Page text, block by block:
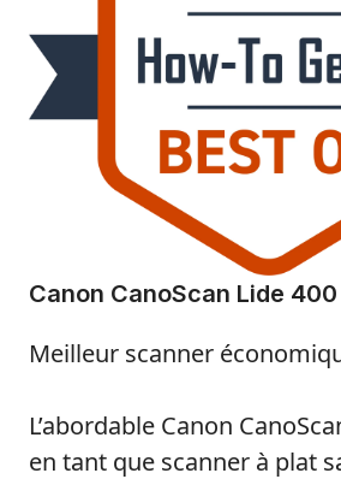
Canon CanoScan Lide 400
Meilleur scanner
L’abordable Canon
en tant que scanner à plat